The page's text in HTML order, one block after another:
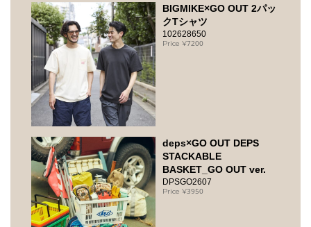
BIGMIKE×GO OUT 2パッ
クTシャツ
102628650
7200
deps×GO OUT DEPS
STACKABLE
BASKET_GO OUT ver.
DPSGO2607
3950